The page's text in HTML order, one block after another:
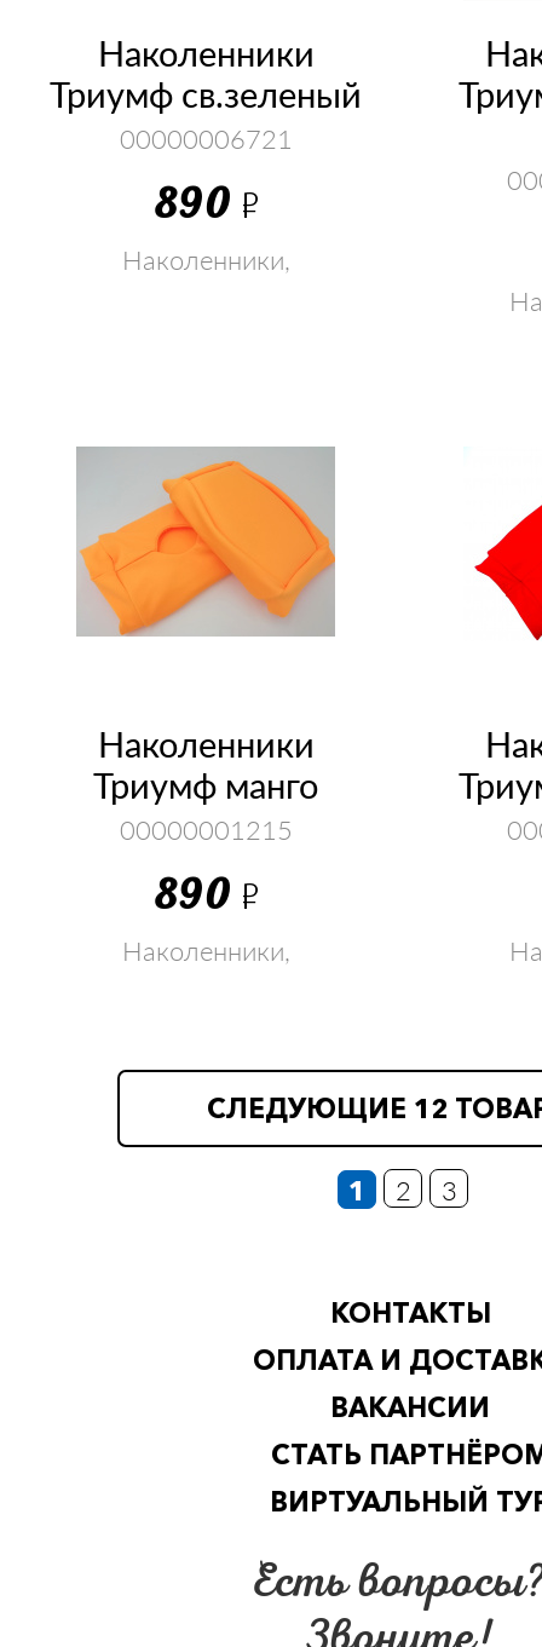
Наколенники
Триумф св.зеленый
00000006721
890 Р
Наколенники,
Наколенники
Триумф манго
00000001215
890 Р
Наколенники,
СЛЕДУЮЩИЕ 12
1 2 3
КОНТАКТЫ
ОПЛАТА И
ВАКАНСИИ
СТАТЬ
ВИРТУАЛЬНЫЙ
Есть